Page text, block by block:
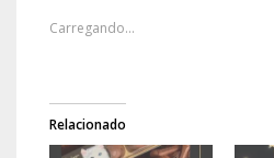
Carregando...
Relacionado